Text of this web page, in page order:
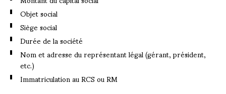
Objet social
Siège social
Durée de la société
Nom et adresse du représentant légal (gérant, président,
etc.)
Immatriculation au RCS ou RM